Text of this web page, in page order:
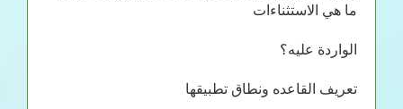
ما هي الاستثناءات
الواردة عليه؟
تعريف القاعده ونطاق تطبيقها